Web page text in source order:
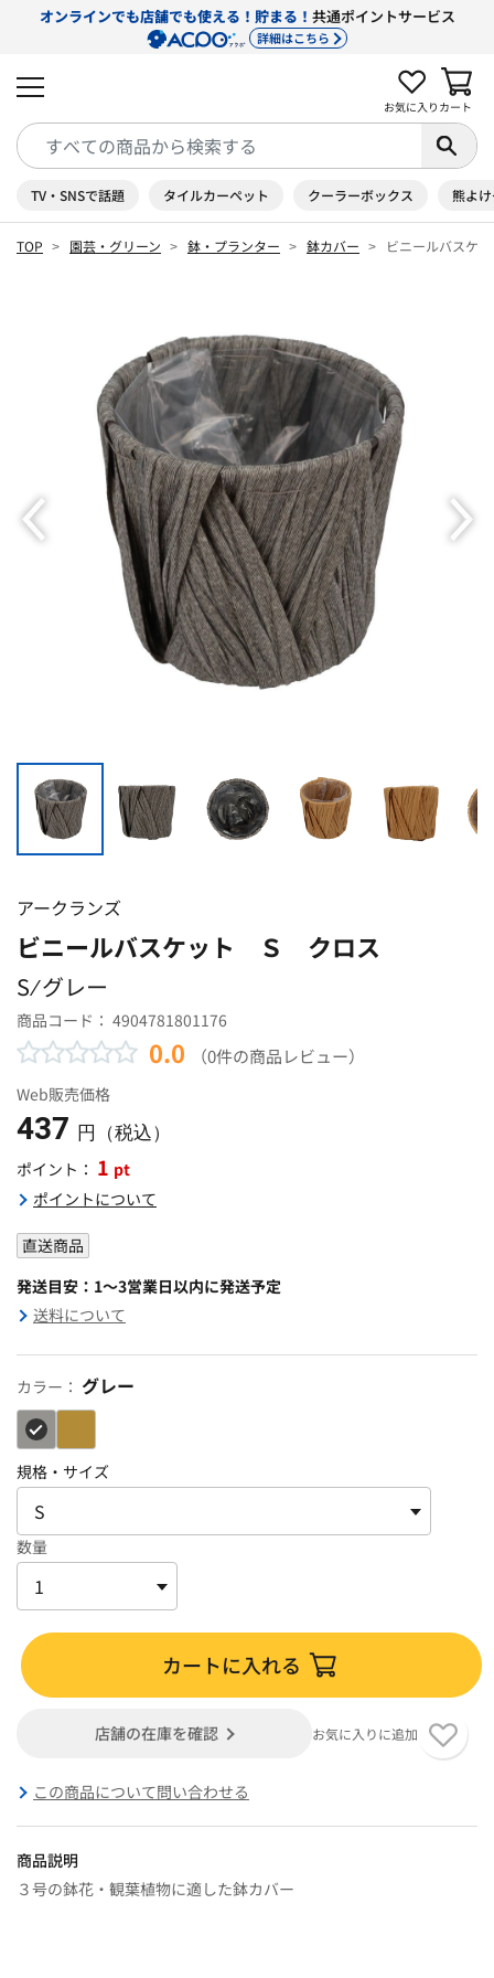
オンラインでも店舗でも使える！貯まる！ 共通ポイントサービス
詳細はこちら
お気に入り カート
TV・SNSで話題 タイルカーペット クーラーボックス 熊よ
TOP 園芸・グリーン 鉢・プランター 鉢カバー ビニールバス
アークランズ
ビニールバスケット Ｓ クロス
S ⁄ グレー
商品コード： 4904781801176
0.0 （0件の商品レビュー）
Web販売価格
437 円（税込）
ポイント： 1 pt
ポイントについて
直送商品
発送目安：1～3営業日以内に発送予定
送料について
カラー： グレー
規格・サイズ
数量
カートに入れる
店舗の在庫を確認 お気に入りに追加
この商品について問い合わせる
商品説明
３号の鉢花・観葉植物に適した鉢カバー